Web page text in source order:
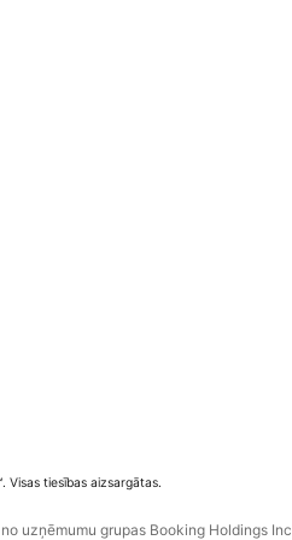
Visas tiesības aizsargātas.
uzņēmumu grupas Booking Holdings